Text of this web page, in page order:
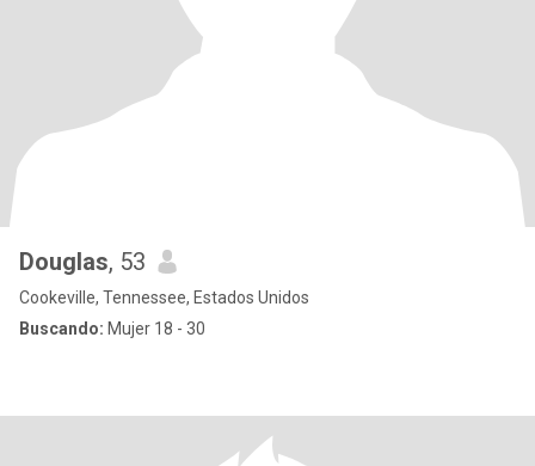
Douglas, 53
Cookeville, Tennessee, Estados Unidos
Buscando: Mujer 18 - 30